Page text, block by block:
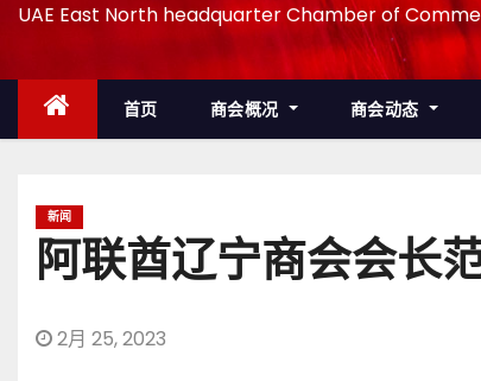
UAE East North headquarter Chamber of
首页 商会概况 商会动态
新闻
阿联酋辽宁商会会长
2月 25, 2023